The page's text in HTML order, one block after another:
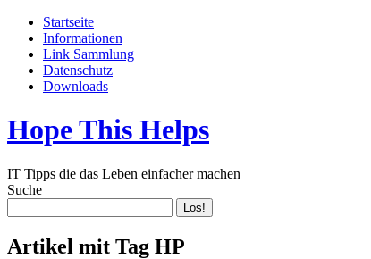
Startseite
Informationen
Link Sammlung
Datenschutz
Downloads
Hope This Helps
IT Tipps die das Leben einfacher machen
Suche
Artikel mit Tag HP